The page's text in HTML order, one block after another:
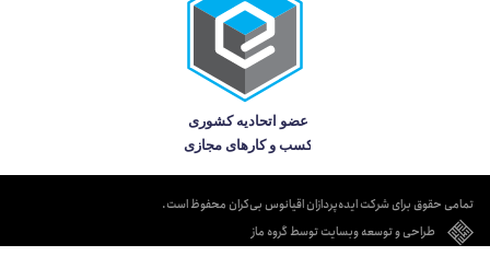
تمامی حقوق برای شرکت ایده‌پردازان اقیانوس بی‌کران محفوظ است.
طراحی و توسعه وبسایت توسط گروه ماز